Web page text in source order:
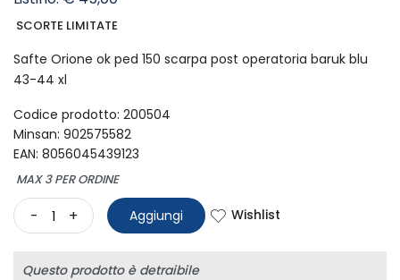
SCORTE LIMITATE
Safte Orione ok ped 150 scarpa post operatoria baruk blu
43-44 xl
Codice prodotto: 200504
Minsan: 902575582
EAN: 8056045439123
MAX 3 PER ORDINE
- + Aggiungi Wishlist
Questo prodotto è detraibile